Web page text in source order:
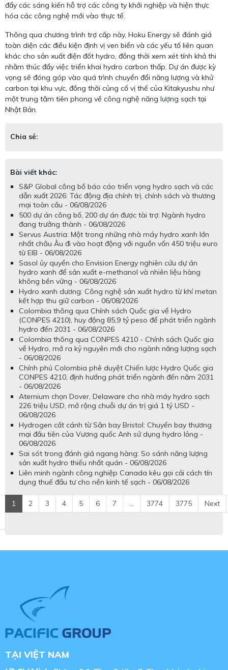
đẩy các sáng kiến hỗ trợ các công ty khởi nghiệp và hiện thực
hóa các công nghệ mới vào thực tế.
Thông qua chương trình trợ cấp này, Hoku Energy sẽ đánh giá
toàn diện các điều kiện định vị ven biển và các yếu tố liên quan
khác cho sản xuất điện đốt hydro, đồng thời xem xét tính khả thi
nhằm thúc đẩy việc triển khai hydro carbon thấp. Dự án được kỳ
vọng sẽ đóng góp vào quá trình chuyển đổi năng lượng và khử
carbon tại khu vực, đồng thời củng cố vị thế của Kitakyushu như
một trung tâm tiên phong về công nghệ năng lượng sạch tại
Nhật Bản.
Chia sẻ:
Bài viết khác:
S&P Global công bố báo cáo triển vọng hydro sạch và các
dẫn xuất 2026: Tác động địa chính trị, chính sách và thương
mại toàn cầu - 06/08/2026
500 dự án công bố, 200 dự án được tài trợ: Ngành hydro
đang trưởng thành - 06/08/2026
Servus Austria: Một trong những nhà máy hydro xanh lớn
nhất châu Âu đi vào hoạt động với nguồn vốn 450 triệu euro
từ EIB - 06/08/2026
Sasol ủy quyền cho Envision Energy nghiên cứu dự án
hydro xanh để sản xuất e-methanol và nhiên liệu hàng
không bền vững - 06/08/2026
Hydro xanh dương: Công nghệ sản xuất hydro từ khí metan
kết hợp thu giữ carbon - 06/08/2026
Colombia thông qua Chính sách Quốc gia về Hydro
(CONPES 4210), huy động 85,9 tỷ peso để phát triển ngành
hydro đến 2031 - 06/08/2026
Colombia thông qua CONPES 4210 - Chính sách Quốc gia
về Hydro, mở ra kỷ nguyên mới cho ngành năng lượng sạch
- 06/08/2026
Chính phủ Colombia phê duyệt Chiến lược Hydro Quốc gia
CONPES 4210, định hướng phát triển ngành đến năm 2031
- 06/08/2026
Aternium chọn Dover, Delaware cho nhà máy hydro sạch
226 triệu USD, mở rộng chuỗi dự án trị giá 1 tỷ USD -
06/08/2026
Hydrogen cất cánh từ Sân bay Bristol: Chuyến bay thương
mại đầu tiên của Vương quốc Anh sử dụng hydro lỏng -
06/08/2026
Sai sót trong đánh giá ngang hàng: So sánh năng lượng
sản xuất hydro thiếu nhất quán - 06/08/2026
Liên minh ngành công nghiệp Canada kêu gọi cải cách tín
dụng thuế đầu tư cho nền kinh tế sạch - 06/08/2026
1 2 3 4 5 6 7 ... 3774 3775 Next
TẠI VIỆT NAM